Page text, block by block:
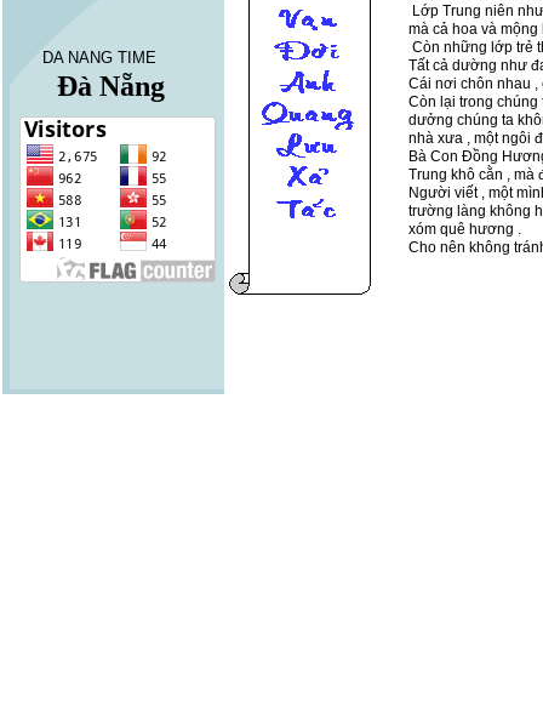
Lớp Trung niên
mà cả hoa và
Còn những lớp trẻ
Tất cả dường như
Cái nơi chôn nhau ,
Còn lại trong chúng
dưởng chúng ta
nhà xưa , một ngôi
Bà Con Đồng
Trung khô cằn , mà
Người viết , một
trường làng không
xóm quê hương .
Cho nên không
Đà Nẵng
DA NANG TIME